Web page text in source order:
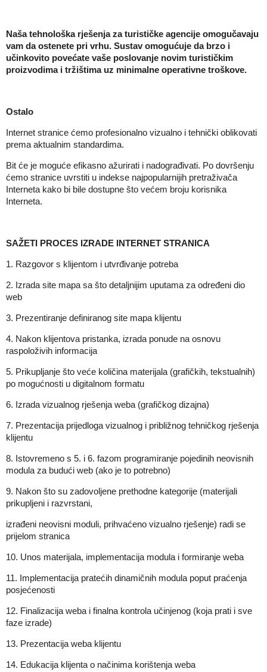
Naša tehnološka rješenja za turističke agencije omogučavaju
vam da ostenete pri vrhu. Sustav omogućuje da brzo i
učinkovito povećate vaše poslovanje novim turističkim
proizvodima i tržištima uz minimalne operativne troškove.
Ostalo
Internet stranice ćemo profesionalno vizualno i tehnički oblikovati
prema aktualnim standardima.
Bit će je moguće efikasno ažurirati i nadograđivati. Po dovršenju
ćemo stranice uvrstiti u indekse najpopularnijih pretraživača
Interneta kako bi bile dostupne što većem broju korisnika
Interneta.
SAŽETI PROCES IZRADE INTERNET STRANICA
1. Razgovor s klijentom i utvrđivanje potreba
2. Izrada site mapa sa što detaljnijim uputama za određeni dio
web
3. Prezentiranje definiranog site mapa klijentu
4. Nakon klijentova pristanka, izrada ponude na osnovu
raspoloživih informacija
5. Prikupljanje što veće količina materijala (grafičkih, tekstualnih)
po mogućnosti u digitalnom formatu
6. Izrada vizualnog rješenja weba (grafičkog dizajna)
7. Prezentacija prijedloga vizualnog i približnog tehničkog rješenja
klijentu
8. Istovremeno s 5. i 6. fazom programiranje pojedinih neovisnih
modula za budući web (ako je to potrebno)
9. Nakon što su zadovoljene prethodne kategorije (materijali
prikupljeni i razvrstani,
izrađeni neovisni moduli, prihvaćeno vizualno rješenje) radi se
prijelom stranica
10. Unos materijala, implementacija modula i formiranje weba
11. Implementacija pratećih dinamičnih modula poput praćenja
posjećenosti
12. Finalizacija weba i finalna kontrola učinjenog (koja prati i sve
faze izrade)
13. Prezentacija weba klijentu
14. Edukacija klijenta o načinima korištenja weba